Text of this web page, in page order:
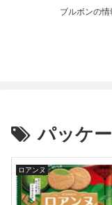
ブルボンの
パッケ
ロアンヌ